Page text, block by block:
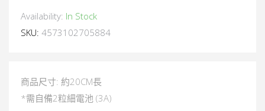
Availability: In Stock
SKU: 4573102705884
商品尺寸: 約20CM長
*需自備2粒細電池 (3A)